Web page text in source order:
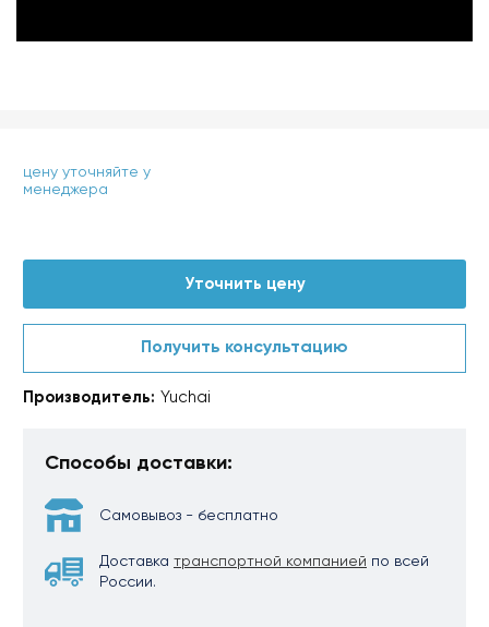
цену уточняйте у
менеджера
Уточнить цену
Получить консультацию
Производитель: Yuchai
Способы доставки:
Самовывоз - бесплатно
Доставка транспортной компанией по всей
России.